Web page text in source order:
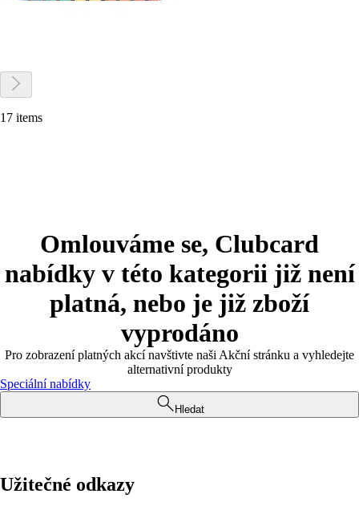
17 items
Omlouváme se, Clubcard
nabídky v této kategorii již není
platná, nebo je již zboží
vyprodáno
Pro zobrazení platných akcí navštivte naši Akční stránku a vyhledejte
alternativní produkty
Speciální nabídky
Hledat
Užitečné odkazy